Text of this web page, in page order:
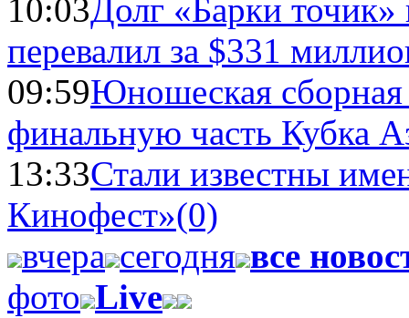
10:03Долг «Барки
перевалил за $331
09:59Юношеская
финальную часть Кубка
13:33Стали известны
Кинофест»(0)
вчера сегодня все
фото Live